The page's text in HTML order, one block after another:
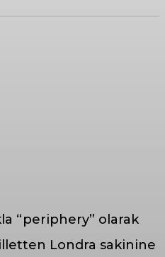
“periphery” olarak
Londra sakinine